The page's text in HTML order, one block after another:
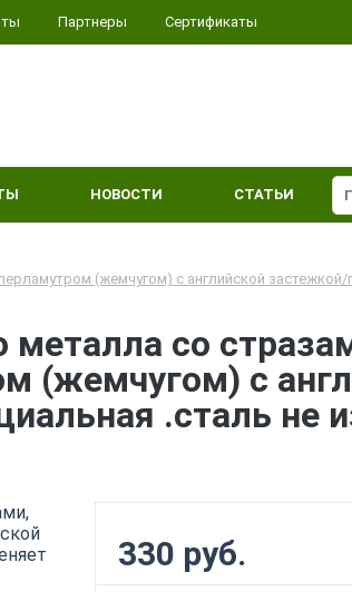
Партнеры Сертификаты
НОВОСТИ СТАТЬИ
(жемчугом) с английской застежкой/
металла со
(жемчугом) с
.сталь не
330 руб.